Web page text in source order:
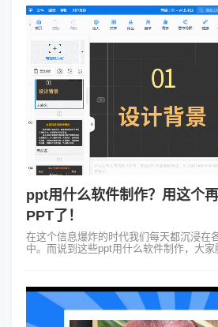
ppt用什么软件制作？用这个
PPT了！
在这个信息爆炸的时代我们每天都沉浸在
中。而说到这些ppt用什么软件制作，大